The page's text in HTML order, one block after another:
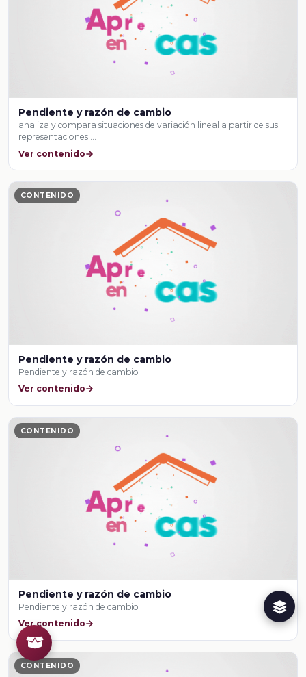
Pendiente y razón de cambio
analiza y compara situaciones de variación lineal a partir de sus
representaciones …
Ver contenido
CONTENIDO
Pendiente y razón de cambio
Pendiente y razón de cambio
Ver contenido
CONTENIDO
Pendiente y razón de cambio
Pendiente y razón de cambio
Ver contenido
CONTENIDO